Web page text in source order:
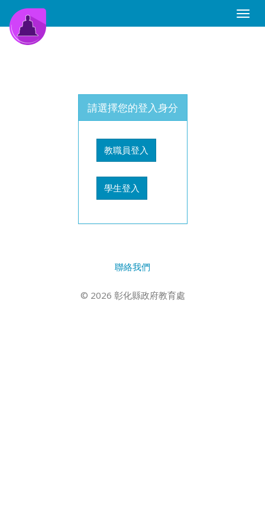
Toggle
請選擇您的登入身分
教職員登入
學生登入
聯絡我們
© 2026 彰化縣政府教育處